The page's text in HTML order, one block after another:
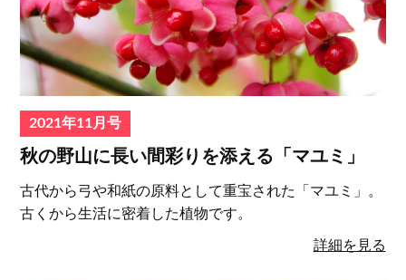
2021年11月号
秋の野⼭に⻑い間彩りを添える「マユミ」
古代から弓や和紙の原料として重宝された「マユミ」。
古くから⽣活に密着した植物です。
詳細を見る